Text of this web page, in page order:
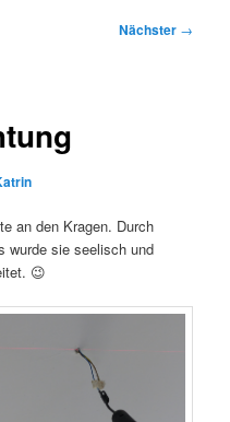
Nächster →
an den Kragen. Durch
wurde sie seelisch und
😉